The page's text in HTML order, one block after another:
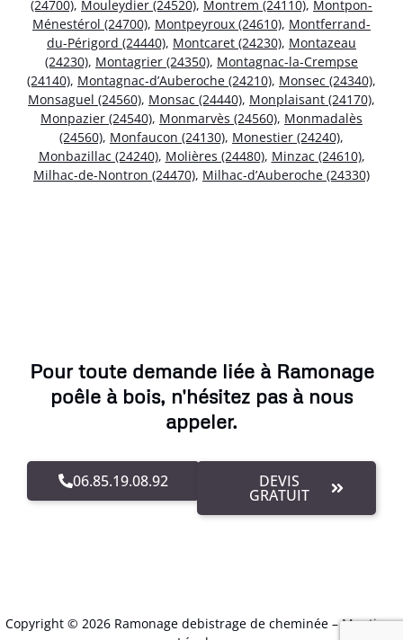
(24700), Mouleydier (24520), Montrem (24110), Montpon-
Ménestérol (24700), Montpeyroux (24610), Montferrand-
du-Périgord (24440), Montcaret (24230), Montazeau
(24230), Montagrier (24350), Montagnac-la-Crempse
(24140), Montagnac-d’Auberoche (24210), Monsec (24340),
Monsaguel (24560), Monsac (24440), Monplaisant (24170),
Monpazier (24540), Monmarvès (24560), Monmadalès
(24560), Monfaucon (24130), Monestier (24240),
Monbazillac (24240), Molières (24480), Minzac (24610),
Milhac-de-Nontron (24470), Milhac-d’Auberoche (24330)
Pour toute demande liée à Ramonage
poêle à bois, n'hésitez pas à nous
appeler.
06.85.19.08.92 DEVIS
GRATUIT
Copyright © 2026 Ramonage debistrage de cheminée –Mentions